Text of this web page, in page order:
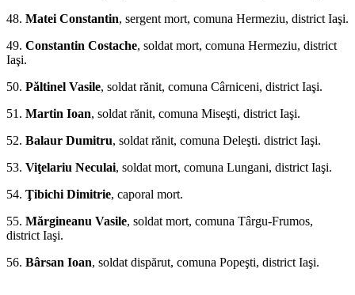
48. Matei Constantin, sergent mort, comuna Hermeziu, district Iaşi.
49. Constantin Costache, soldat mort, comuna Hermeziu, district
Iaşi.
50. Păltinel Vasile, soldat rănit, comuna Cârniceni, district Iaşi.
51. Martin Ioan, soldat rănit, comuna Miseşti, district Iaşi.
52. Balaur Dumitru, sol­dat rănit, comuna Deleşti. district Iaşi.
53. Viţelariu Neculai, soldat mort, comuna Lungani, district Iaşi.
54. Ţibichi Dimitrie, caporal mort.
55. Mărgineanu Vasile, soldat mort, comuna Târgu-Frumos,
district Iaşi.
56. Bâr­san Ioan, soldat dispărut, comuna Popeşti, district Iaşi.